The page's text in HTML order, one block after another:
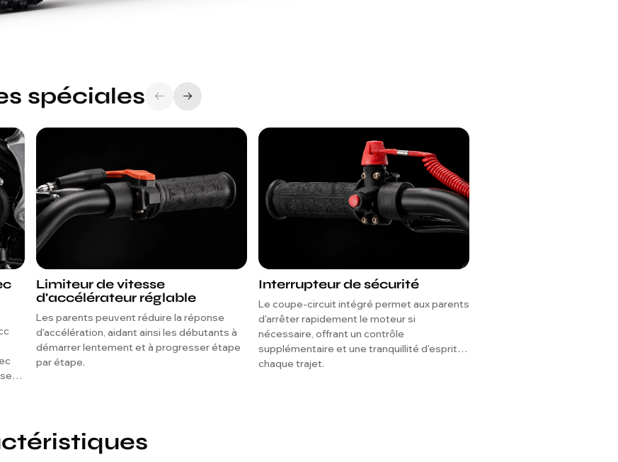
spéciales
Limiteur de vitesse
d'accélérateur réglable
Les parents peuvent réduire la réponse
d'accélération, aidant ainsi les débutants à
démarrer lentement et à progresser étape
par étape.
Interrupteur de sécurité
Le coupe-circuit intégré permet aux parents
d'arrêter rapidement le moteur si
nécessaire, offrant un contrôle
supplémentaire et une tranquillité d'esprit à
chaque trajet.